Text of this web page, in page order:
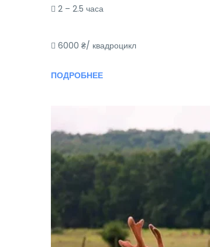
2 – 2.5 часа
6000 ₴/ квадроцикл
ПОДРОБНЕЕ